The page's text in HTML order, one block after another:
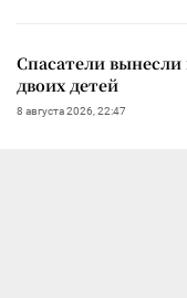
Спасатели
двоих детей
8 августа 2026, 22:47